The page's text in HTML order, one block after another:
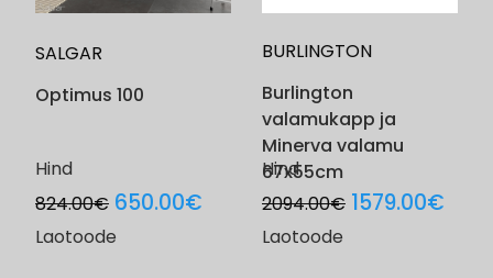
SALGAR
Optimus 100
Hind
824.00€ Original
price
650.00€ Current
Laotoode
BURLINGTON
Burlington
valamukapp ja
Minerva valamu
67x55cm
Hind
2094.00€ Original
1579.00€
Laotoode